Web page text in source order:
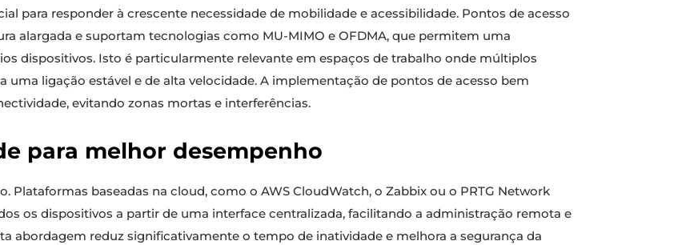
para responder à crescente necessidade de mobilidade e acessibilidade. Pontos de acesso
alargada e suportam tecnologias como MU-MIMO e OFDMA, que permitem uma
dispositivos. Isto é particularmente relevante em espaços de trabalho onde múltiplos
uma ligação estável e de alta velocidade. A implementação de pontos de acesso bem
evitando zonas mortas e interferências.
para melhor desempenho
Plataformas baseadas na cloud, como o AWS CloudWatch, o Zabbix ou o PRTG Network
os dispositivos a partir de uma interface centralizada, facilitando a administração remota e
abordagem reduz significativamente o tempo de inatividade e melhora a segurança da